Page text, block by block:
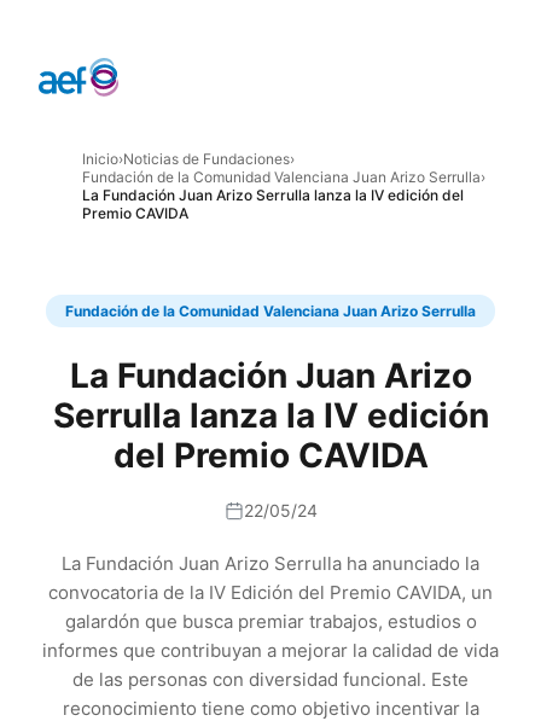
Inicio›Noticias de Fundaciones›
Fundación de la Comunidad Valenciana Juan Arizo Serrulla›
La Fundación Juan Arizo Serrulla lanza la IV edición del
Premio CAVIDA
Fundación de la Comunidad Valenciana Juan Arizo Serrulla
La Fundación Juan Arizo
Serrulla lanza la IV edición
del Premio CAVIDA
22/05/24
La Fundación Juan Arizo Serrulla ha anunciado la
convocatoria de la IV Edición del Premio CAVIDA, un
galardón que busca premiar trabajos, estudios o
informes que contribuyan a mejorar la calidad de vida
de las personas con diversidad funcional. Este
reconocimiento tiene como objetivo incentivar la